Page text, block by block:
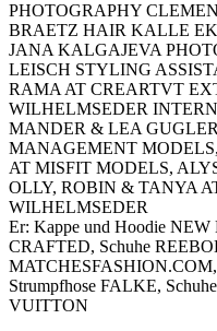
PHOTOGRAPHY
BRAETZ HAIR KALLE
JANA KALGAJEVA
LEISCH STYLING
RAMA AT CREARTVT
WILHELMSEDER
MANDER & LEA
MANAGEMENT
AT MISFIT MODELS,
OLLY, ROBIN & TANYA
WILHELMSEDER
Er: Kappe und Hoodie
CRAFTED, Schuhe
MATCHESFASHION.COM,
Strumpfhose FALKE,
VUITTON